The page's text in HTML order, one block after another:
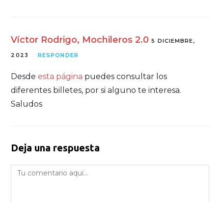
Víctor Rodrigo, Mochileros 2.0 5 DICIEMBRE,
2023 RESPONDER
Desdeesta página puedes consultar los
diferentes billetes, por si alguno te interesa.
Saludos
Deja una respuesta